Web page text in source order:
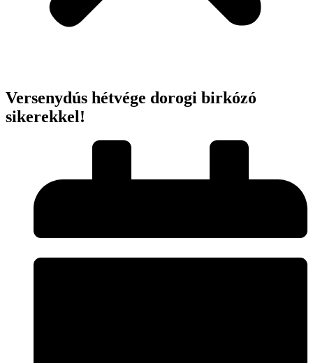
Versenydús hétvége dorogi birkózó
sikerekkel!